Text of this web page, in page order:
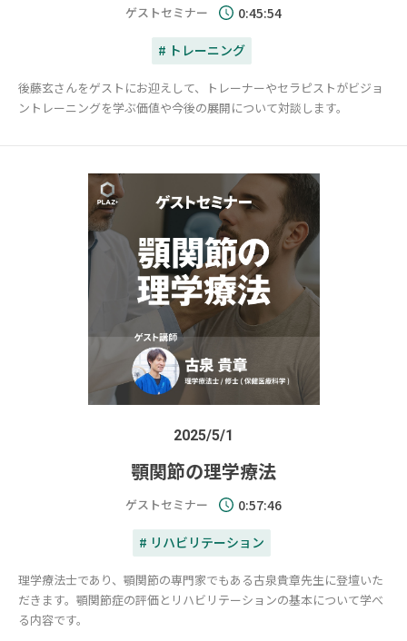
ゲストセミナー 0:45:54
# トレーニング
後藤玄さんをゲストにお迎えして、トレーナーやセラピストがビジョ
ントレーニングを学ぶ価値や今後の展開について対談します。
2025/5/1
顎関節の理学療法
ゲストセミナー 0:57:46
# リハビリテーション
理学療法士であり、顎関節の専門家でもある古泉貴章先生に登壇いた
だきます。顎関節症の評価とリハビリテーションの基本について学べ
る内容です。